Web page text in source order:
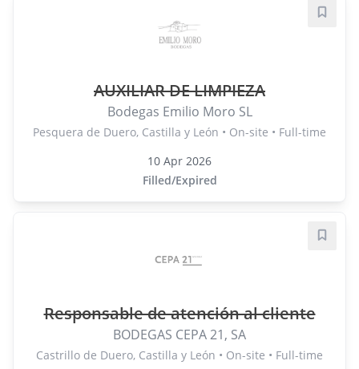
AUXILIAR DE LIMPIEZA
Bodegas Emilio Moro SL
Pesquera de Duero, Castilla y León • On-site • Full-time
10 Apr 2026
Filled/Expired
Save
Responsable de atención al cliente
BODEGAS CEPA 21, SA
Castrillo de Duero, Castilla y León • On-site • Full-time
Save